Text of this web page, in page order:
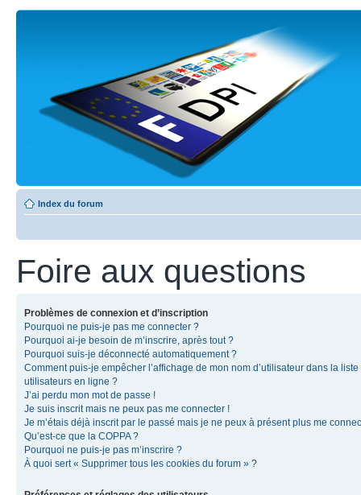
Index du forum
Foire aux questions
Problèmes de connexion et d’inscription
Pourquoi ne puis-je pas me connecter ?
Pourquoi ai-je besoin de m’inscrire, après tout ?
Pourquoi suis-je déconnecté automatiquement ?
Comment puis-je empêcher l’affichage de mon nom d’utilisateur dans la liste
utilisateurs en ligne ?
J’ai perdu mon mot de passe !
Je suis inscrit mais ne peux pas me connecter !
Je m’étais déjà inscrit par le passé mais je ne peux à présent plus me
Qu’est-ce que la COPPA ?
Pourquoi ne puis-je pas m’inscrire ?
À quoi sert « Supprimer tous les cookies du forum » ?